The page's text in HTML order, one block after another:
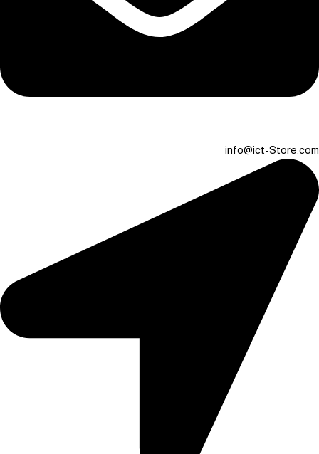
info@ict-Store.com